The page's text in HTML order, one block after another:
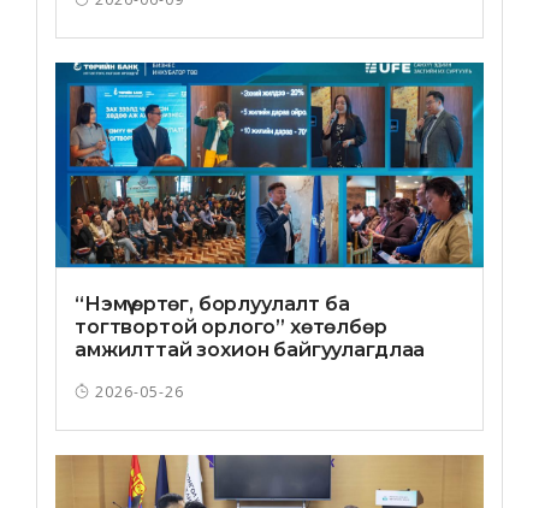
“Нэмүү өртөг, борлуулалт ба
тогтвортой орлого” хөтөлбөр
амжилттай зохион байгуулагдлаа
2026-05-26